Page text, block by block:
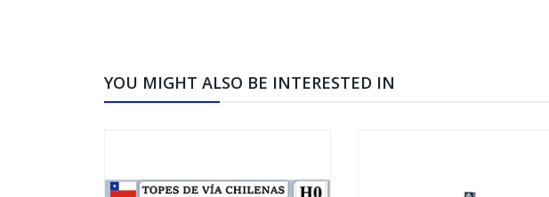
YOU MIGHT ALSO BE INTERESTED IN